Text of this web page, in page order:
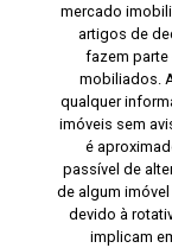
mercado
artigos de
fazem parte
mobiliados.
qualquer
imóveis sem
é
passível de
de algum
devido à
implicam